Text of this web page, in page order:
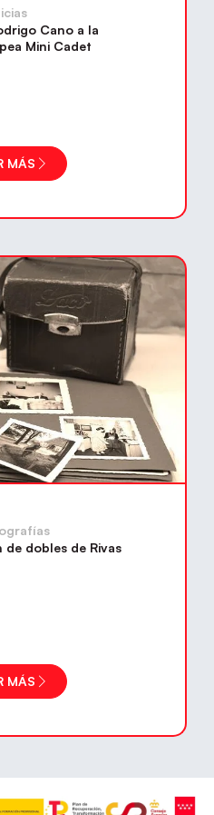
Cano a la
Mini Cadet
MÁS
dobles de Rivas
MÁS